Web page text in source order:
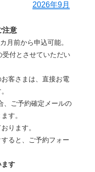
注意
月前から申込可能。
付とさせていただい
客さまは、直接お電
、ご予約確定メールの
す。
ります。
ると、ご予約フォー
ます
2026年9月